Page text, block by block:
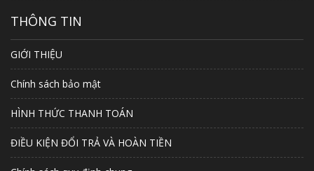
THÔNG TIN
GIỚI THIỆU
Chính sách bảo mật
HÌNH THỨC THANH TOÁN
ĐIỀU KIỆN ĐỔI TRẢ VÀ HOÀN TIỀN